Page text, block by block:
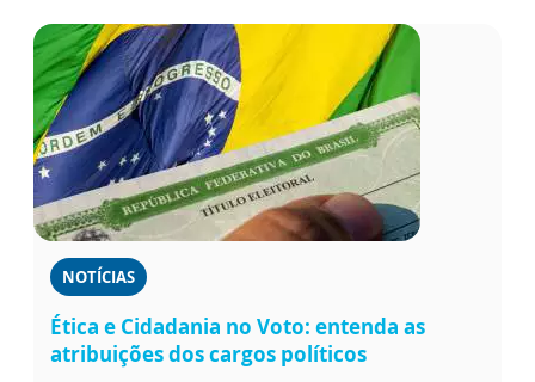
NOTÍCIAS
Ética e Cidadania no Voto: entenda as
atribuições dos cargos políticos